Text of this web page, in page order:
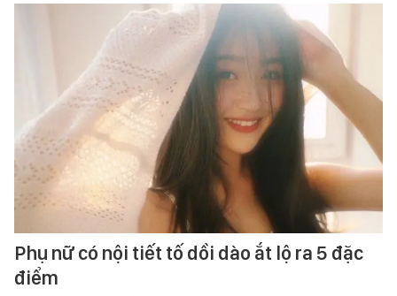
Phụ nữ có nội tiết tố dồi dào ắt lộ ra 5 đặc
điểm